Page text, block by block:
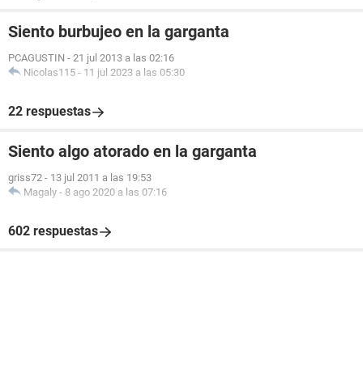
Siento burbujeo en la garganta
PCAGUSTIN - 21 jul 2013 a las 02:16
Nicolas115 - 11 jul 2023 a las 05:30
22 respuestas
Siento algo atorado en la garganta
griss72 - 13 jul 2011 a las 19:53
Magaly - 8 ago 2020 a las 07:16
602 respuestas